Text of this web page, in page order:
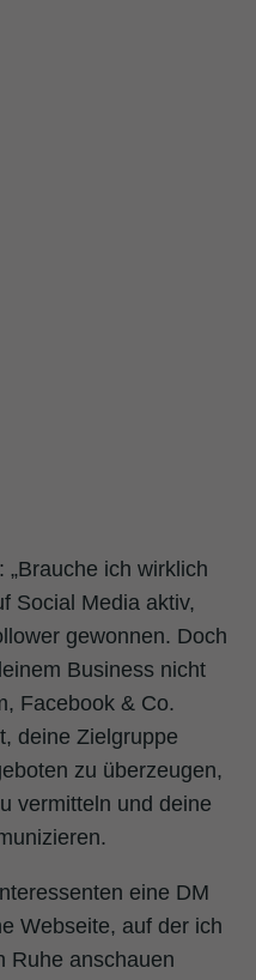
ich wirklich
Social Media aktiv,
gewonnen. Doch
Business nicht
Facebook & Co.
deine Zielgruppe
zu überzeugen,
vermitteln und deine
eine DM
Webseite, auf der ich
Ruhe anschauen